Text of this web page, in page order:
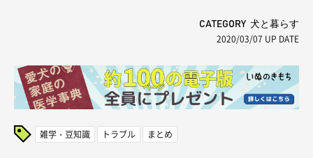
CATEGORY 犬と暮らす
2020/03/07 UP DATE
雑学・豆知識 トラブル まとめ